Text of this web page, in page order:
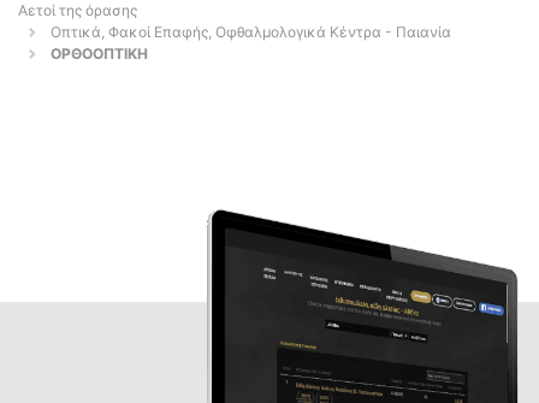
Αετοί της όρασης
Οπτικά, Φακοί Επαφής, Οφθαλμολογικά Κέντρα - Παιανία
ΟΡΘΟΟΠΤΙΚΗ